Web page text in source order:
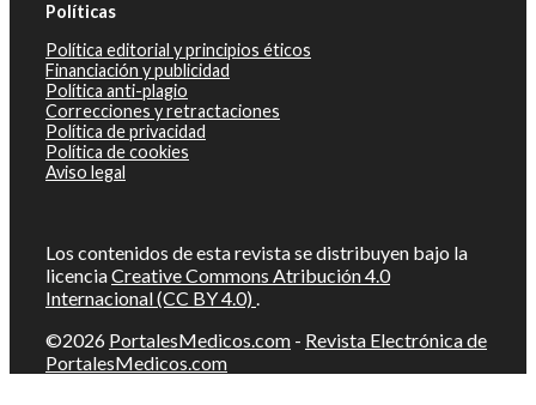
Políticas
Política editorial y principios éticos
Financiación y publicidad
Política anti-plagio
Correcciones y retractaciones
Política de privacidad
Política de cookies
Aviso legal
Los contenidos de esta revista se distribuyen bajo la
licenciaCreative Commons Atribución 4.0
Internacional (CC BY 4.0) .
©2026 PortalesMedicos.com - Revista Electrónica de
PortalesMedicos.com